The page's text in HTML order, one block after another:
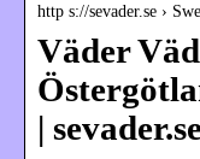
http s://sevader.se ›
Väder
|